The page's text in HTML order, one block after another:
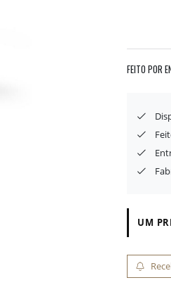
FEITO POR
UM